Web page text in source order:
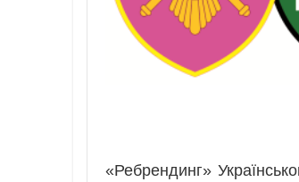
«Ребрендинг»